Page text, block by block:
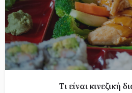
Τι είναι κινεζική